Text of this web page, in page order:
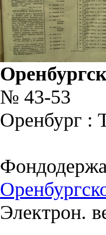
№ 43-53
Оренбург :
Электрон.